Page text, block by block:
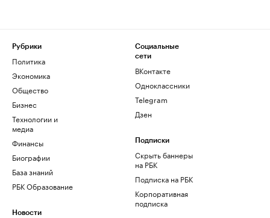
Рубрики
Политика
Экономика
Общество
Бизнес
Технологии и
медиа
Финансы
Биографии
База знаний
РБК Образование
Новости
Социальные
сети
ВКонтакте
Одноклассники
Telegram
Дзен
Подписки
Скрыть баннеры
на РБК
Подписка на РБК
Корпоративная
подписка